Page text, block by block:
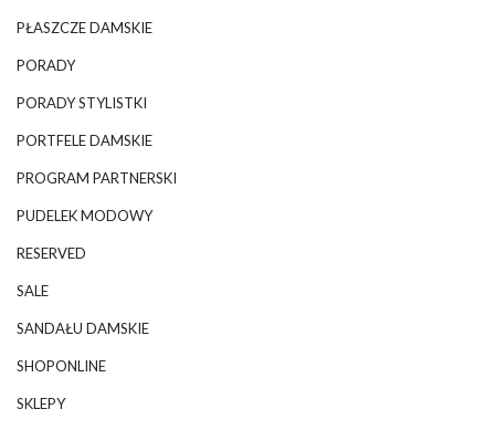
PŁASZCZE DAMSKIE
PORADY
PORADY STYLISTKI
PORTFELE DAMSKIE
PROGRAM PARTNERSKI
PUDELEK MODOWY
RESERVED
SALE
SANDAŁU DAMSKIE
SHOPONLINE
SKLEPY